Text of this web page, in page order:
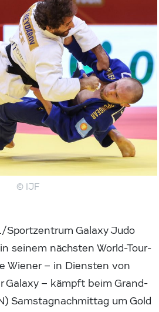
© IJF
Sportzentrum Galaxy Judo
seinem nächsten World-Tour-
Wiener – in Diensten von
Galaxy – kämpft beim Grand-
Samstagnachmittag um Gold